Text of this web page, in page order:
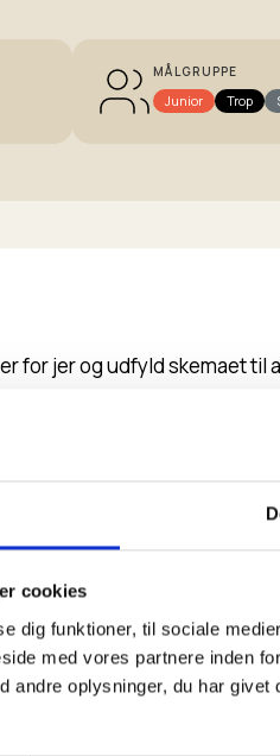
cookies
dig funktioner, til sociale
med vores partnere inden
andre oplysninger, du har
MÅLGRUPPE
Junior Trop
for jer og udfyld skemaet til
rigtig mange mennesker i
af den sidste uges tid og
på hvad det I har spist
80 kr, svarende til de 1,25$